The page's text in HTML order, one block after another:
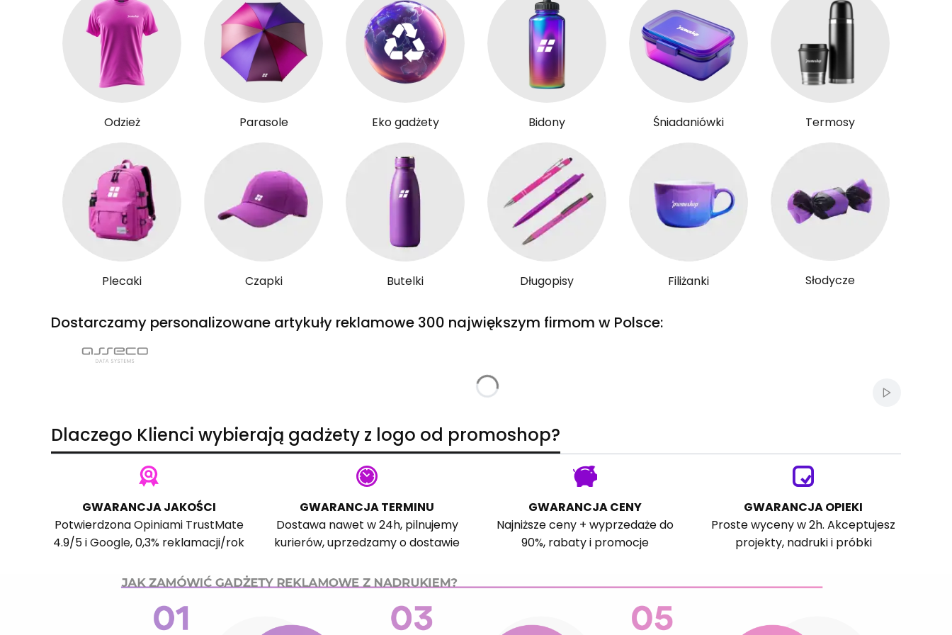
Odzież Parasole Eko gadżety Bidony Śniadaniówki Termosy
Plecaki Czapki Butelki Długopisy Filiżanki Słodycze
Dostarczamy personalizowane artykuły reklamowe 300 największym firmom w Polsce:
Włącz
Dlaczego Klienci wybierają gadżety z logo od promoshop?
GWARANCJA JAKOŚCI
PotwierdzonaOpiniami TrustMate
4.9/5 iGoogle, 0,3% reklamacji/rok
GWARANCJA TERMINU
Dostawa nawet w 24h, pilnujemy
kurierów, uprzedzamy o dostawie
GWARANCJA CENY
Najniższe ceny + wyprzedaże do
90%, rabaty i promocje
GWARANCJA OPIEKI
Proste wyceny w 2h. Akceptujesz
projekty, nadruki i próbki